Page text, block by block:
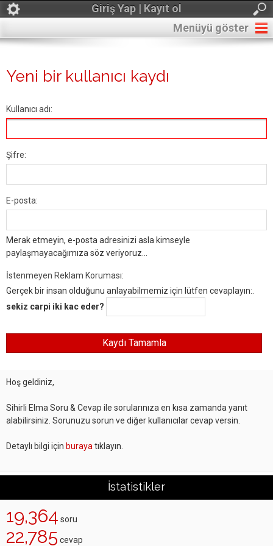
Giriş Yap | Kayıt ol
Menüyü göster
Yeni bir kullanıcı kaydı
Kullanıcı adı:
Şifre:
E-posta:
Merak etmeyin, e-posta adresinizi asla kimseyle
paylaşmayacağımıza söz veriyoruz...
İstenmeyen Reklam Koruması:
Gerçek bir insan olduğunu anlayabilmemiz için lütfen cevaplayın:.
sekiz carpi iki kac eder?
Hoş geldiniz,
Sihirli Elma Soru & Cevap ile sorularınıza en kısa zamanda yanıt
alabilirsiniz. Sorunuzu sorun ve diğer kullanıcılar cevap versin.
Detaylı bilgi için buraya tıklayın.
İstatistikler
19,364 soru
22,785 cevap